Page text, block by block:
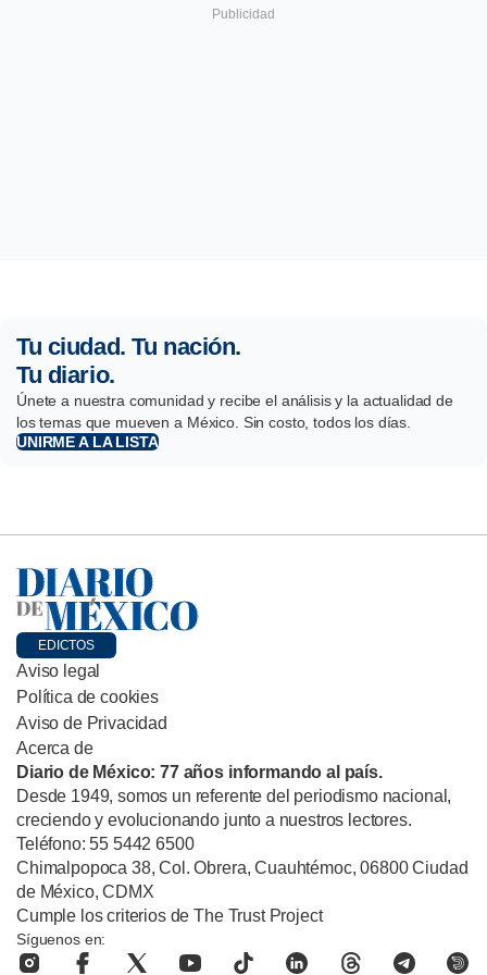
Tu ciudad. Tu nación.
Tu diario.
Únete a nuestra comunidad y recibe el análisis y la actualidad de
los temas que mueven a México. Sin costo, todos los días.
UNIRME A LA LISTA
EDICTOS
Aviso legal
Política de cookies
Aviso de Privacidad
Acerca de
Diario de México: 77 años informando al país.
Desde 1949, somos un referente del periodismo nacional,
creciendo y evolucionando junto a nuestros lectores.
Teléfono: 55 5442 6500
Chimalpopoca 38, Col. Obrera, Cuauhtémoc, 06800 Ciudad
de México, CDMX
Cumple los criterios de The Trust Project
Síguenos en: